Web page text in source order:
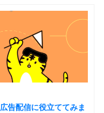
告配信に役立ててみま